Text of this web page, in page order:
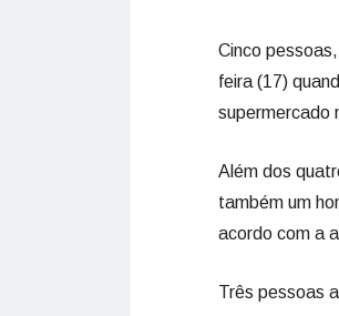
Cinco
feira (17)
supermercado
Além dos
também um
acordo com a
Três pessoas